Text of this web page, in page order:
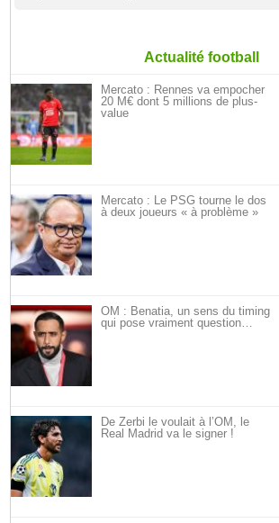
Actualité football
Mercato : Rennes va empocher
20 M€ dont 5 millions de plus-
value
Mercato : Le PSG tourne le dos
à deux joueurs « à problème »
OM : Benatia, un sens du timing
qui pose vraiment question…
De Zerbi le voulait à l’OM, le
Real Madrid va le signer !